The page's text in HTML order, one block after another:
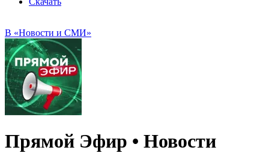
В «Новости и СМИ»
Прямой Эфир • Новости